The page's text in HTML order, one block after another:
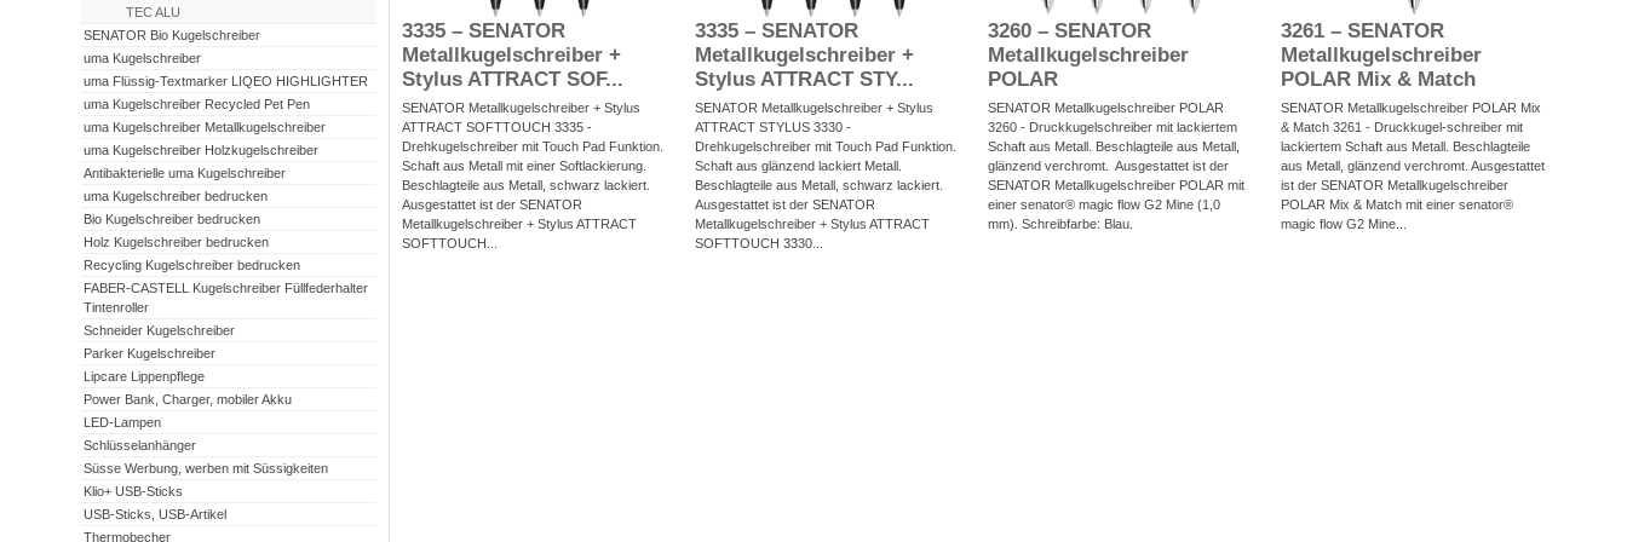
3335 – SENATOR
Metallkugelschreiber +
Stylus ATTRACT SOF...
SENATOR Metallkugelschreiber + Stylus
ATTRACT SOFTTOUCH 3335 -
Drehkugelschreiber mit Touch Pad Funktion.
Schaft aus Metall mit einer Softlackierung.
Beschlagteile aus Metall, schwarz lackiert.
Ausgestattet ist der SENATOR
Metallkugelschreiber + Stylus ATTRACT
SOFTTOUCH...
3335 – SENATOR
Metallkugelschreiber +
Stylus ATTRACT STY...
SENATOR Metallkugelschreiber + Stylus
ATTRACT STYLUS 3330 -
Drehkugelschreiber mit Touch Pad Funktion.
Schaft aus glänzend lackiert Metall.
Beschlagteile aus Metall, schwarz lackiert.
Ausgestattet ist der SENATOR
Metallkugelschreiber + Stylus ATTRACT
SOFTTOUCH 3330...
3260 – SENATOR
Metallkugelschreiber
POLAR
SENATOR Metallkugelschreiber POLAR
3260 - Druckkugelschreiber mit lackiertem
Schaft aus Metall. Beschlagteile aus Metall,
glänzend verchromt. Ausgestattet ist der
SENATOR Metallkugelschreiber POLAR mit
einer senator® magic flow G2 Mine (1,0
mm). Schreibfarbe: Blau.
3261 – SENATOR
Metallkugelschreiber
POLAR Mix & Match
SENATOR Metallkugelschreiber POLAR Mix
& Match 3261 - Druckkugel-schreiber mit
lackiertem Schaft aus Metall. Beschlagteile
aus Metall, glänzend verchromt. Ausgestattet
ist der SENATOR Metallkugelschreiber
POLAR Mix & Match mit einer senator®
magic flow G2 Mine...
TEC ALU
SENATOR Bio Kugelschreiber
uma Kugelschreiber
uma Flüssig-Textmarker LIQEO HIGHLIGHTER
uma Kugelschreiber Recycled Pet Pen
uma Kugelschreiber Metallkugelschreiber
uma Kugelschreiber Holzkugelschreiber
Antibakterielle uma Kugelschreiber
uma Kugelschreiber bedrucken
Bio Kugelschreiber bedrucken
Holz Kugelschreiber bedrucken
Recycling Kugelschreiber bedrucken
FABER-CASTELL Kugelschreiber Füllfederhalter
Tintenroller
Schneider Kugelschreiber
Parker Kugelschreiber
Lipcare Lippenpflege
Power Bank, Charger, mobiler Akku
LED-Lampen
Schlüsselanhänger
Süsse Werbung, werben mit Süssigkeiten
Klio+ USB-Sticks
USB-Sticks, USB-Artikel
Thermobecher